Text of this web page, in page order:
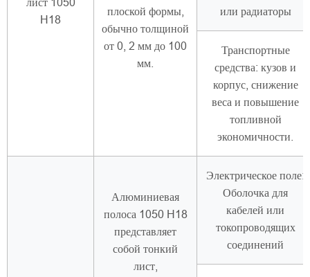
лист 1050
H18
плоской формы,
обычно толщиной
от 0, 2 мм до 100
мм.
или радиаторы
Транспортные
средства: кузов и
корпус, снижение
веса и повышение
топливной
экономичности.
Алюминиевая
полоса 1050 H18
представляет
собой тонкий
лист,
Электрическое поле:
Оболочка для
кабелей или
токопроводящих
соединений